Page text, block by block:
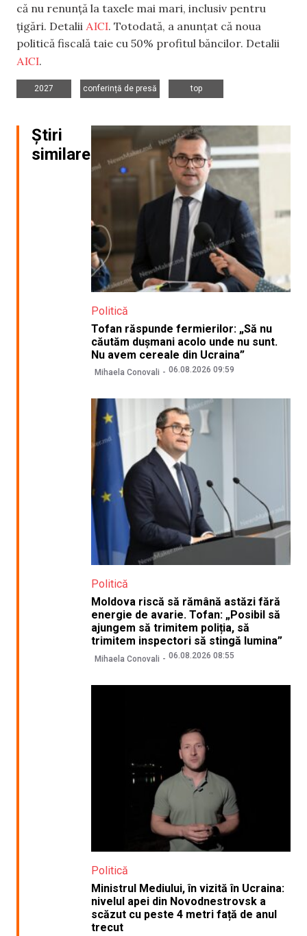
că nu renunță la taxele mai mari, inclusiv pentru
țigări. Detalii AICI. Totodată, a anunțat că noua
politică fiscală taie cu 50% profitul băncilor. Detalii
AICI.
2027
conferință de presă
top
Știri
similare
Politică
Tofan răspunde fermierilor: „Să nu
căutăm dușmani acolo unde nu sunt.
Nu avem cereale din Ucraina”
Mihaela Conovali 06.08.2026 09:59
Politică
Moldova riscă să rămână astăzi fără
energie de avarie. Tofan: „Posibil să
ajungem să trimitem poliția, să
trimitem inspectori să stingă lumina”
Mihaela Conovali 06.08.2026 08:55
Politică
Ministrul Mediului, în vizită în Ucraina:
nivelul apei din Novodnestrovsk a
scăzut cu peste 4 metri față de anul
trecut